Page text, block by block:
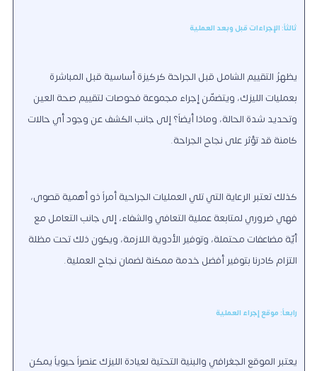
ثالثاً: الإجراءات قبل وبعد العملية
يظهرُ التقييم الشامل قبل الجراحة كركيزة أساسية قبل المباشرة
بعمليات الليزك، ويتضمّن إجراء مجموعة فحوصات لتقييم صحة العين
وتحديد شدة الحالة، وماذا أيضاً؟ إلى جانب الكشف عن وجود أي حالات
كامنة قد تؤثر على نجاح الجراحة.
كذلك تعتبر الرعاية التي تلي العمليات الجراحية أمراً ذو أهمية قصوى،
فهي ضروري لمتابعة عملية التعافي والشفاء، إلى جانب التعامل مع
أيّة مضاعفات محتملة، وتوفير الأدوية اللازمة، ويكون ذلك تحت مظلة
التزام كادرنا بتوفير أفضل خدمة ممكنة لضمان نجاح العملية.
رابعاً: موقع إجراء العملية
يعتبر الموقع الجغرافي والبنية التحتية لعيادة الليزك عنصراً حيوياً يمكن